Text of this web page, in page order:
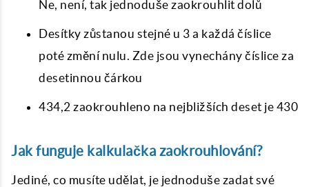
Ne, není, tak jednoduše zaokrouhlit dolů
Desítky zůstanou stejné u 3 a každá číslice
poté změní nulu. Zde jsou vynechány číslice za
desetinnou čárkou
434,2 zaokrouhleno na nejbližších deset je 430
Jak funguje kalkulačka zaokrouhlování?
Jediné, co musíte udělat, je jednoduše zadat své